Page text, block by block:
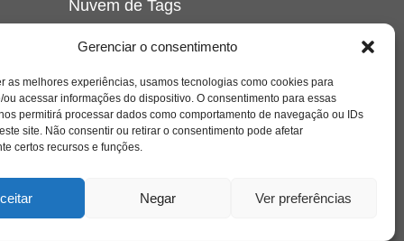
Gerenciar o consentimento
as melhores experiências, usamos tecnologias como cookies para
ou acessar informações do dispositivo. O consentimento para essas
permitirá processar dados como comportamento de navegação ou IDs
site. Não consentir ou retirar o consentimento pode afetar
certos recursos e funções.
Negar Ver preferências
Nuvem de Tags
crianca cuidado cultura depressao
educação família filme
freud infância insight jung liberdade livro
loucura luto maternidade
psicologia relato